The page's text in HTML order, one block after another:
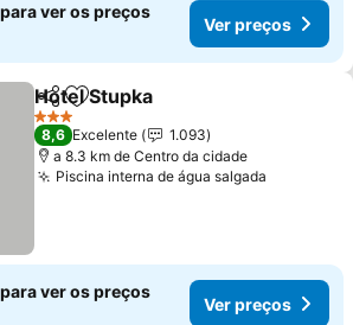
ver os preços
Ver preços
PartilharAdicionar aos favoritos
Hotel Stupka
3 Estrelas
8,6 Excelente
1.093
a 8.3 km de Centro da cidade
Piscina interna de água salgada
ver os preços
Ver preços